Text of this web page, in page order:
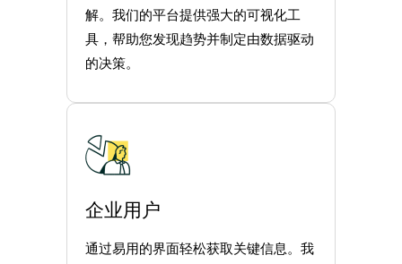
解。我们的平台提供强大的可视化工
具，帮助您发现趋势并制定由数据驱动
的决策。
企业用户
通过易用的界面轻松获取关键信息。我